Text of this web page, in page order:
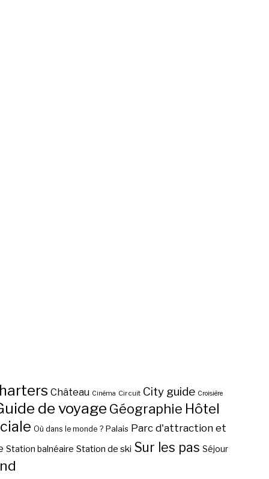
Château Cinéma Circuit City guide Croisière
de voyage Géographie Hôtel
Où dans le monde ? Palais Parc d'attraction et
Station balnéaire Station de ski Sur les pas Séjour